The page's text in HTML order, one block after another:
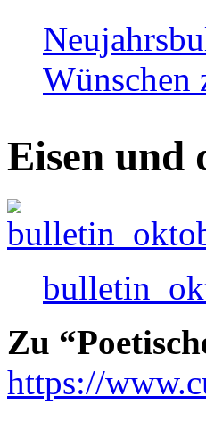
Wünschen
Eisen und
Zu
https://